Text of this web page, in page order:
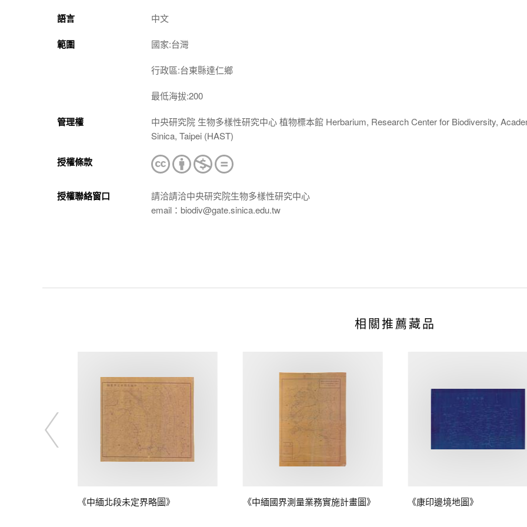
語言 中文
範圍 國家:台灣
行政區:台東縣達仁鄉
最低海拔:200
管理權
中央研究院 生物多樣性研究中心 植物標本館 Herbarium, Research Center for Biodiversity,
Sinica, Taipei (HAST)
授權條款
授權聯絡窗口
請洽請洽中央研究院生物多樣性研究中心
email：biodiv@gate.sinica.edu.tw
相關推薦藏品
《中緬北段未定界略圖》 《中緬國界測量業務實施計畫圖》 《康印邊境地圖》